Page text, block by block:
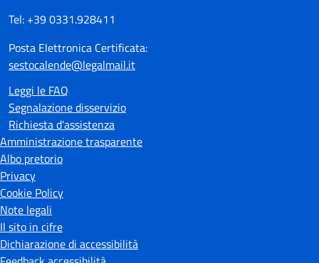
Tel: +39 0331.928411
Posta Elettronica Certificata:
sestocalende@legalmail.it
Leggi le FAQ
Segnalazione disservizio
Richiesta d'assistenza
Amministrazione trasparente
Albo pretorio
Privacy
Cookie Policy
Note legali
Il sito in cifre
Dichiarazione di accessibilità